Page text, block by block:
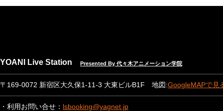
YOANI Live Station Presented By 代々木アニメーション学院
〒169-0072 新宿区大久保1-11-3 大東ビルB1F 地図:GoogleMAPで見
・利用お問い合せ： lsbooking@yagnet.jp